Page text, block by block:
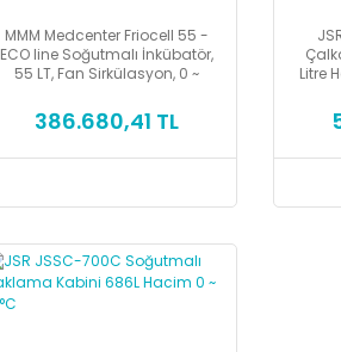
MMM Medcenter Friocell 55 -
ECO line Soğutmalı İnkübatör,
55 LT, Fan Sirkülasyon, 0 ~
Standart Raf
386.680,41 TL
Litre